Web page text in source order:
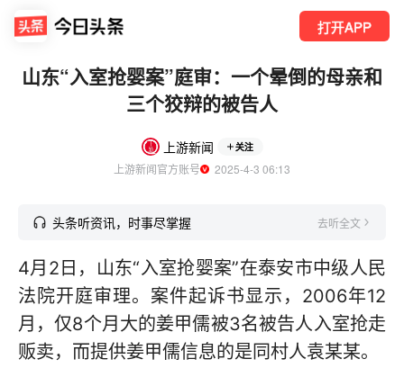
打开APP
山东“入室抢婴案”庭审：一个晕倒的母亲和
三个狡辩的被告人
上游新闻 关注
上游新闻官方账号
  2025-4-3 06:13
头条听资讯，时事尽掌握 去听全文
4月2日，山东“入室抢婴案”在泰安市中级人民
法院开庭审理。案件起诉书显示，2006年12
月，仅8个月大的姜甲儒被3名被告人入室抢走
贩卖，而提供姜甲儒信息的是同村人袁某某。